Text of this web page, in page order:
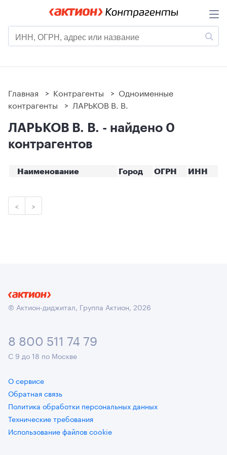
Главная > Контрагенты > Одноименные
контрагенты > ЛАРЬКОВ В. В.
ЛАРЬКОВ В. В. - найдено 0
контрагентов
Наименование Город ОГРН ИНН
< >
© Актион-диджитал, Группа Актион, 2026
8 800 511 74 79
С 9 до 18 по Москве
О сервисе
Обратная связь
Политика обработки персональных данных
Технические требования
Использование файлов cookie